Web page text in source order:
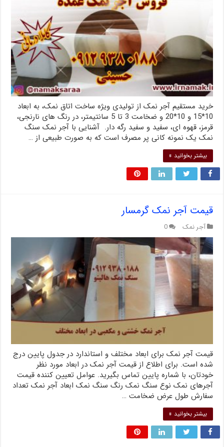
خرید مستقیم آجر نمک از تولیدی ویژه ساخت اتاق نمک، به ابعاد
10*15 و 10*20 و ضخامت 3 تا 5 سانتیمتر، در رنگ های نارنجی،
قرمز، قهوه ای، سفید و سفید رگه دار. آشنایی با آجر نمک سنگ
نمک یک نمونه کانی پر مصرف است که به صورت طبیعی از …
بیشتر بخوانید »
قیمت آجر نمک گرمسار
آجر نمک 0
قیمت آجر نمک برای ابعاد مختلف و استاندارد در جدول پایین درج
شده است. برای اطلاع از قیمت آجر نمک در ابعاد مورد نظر
خودتان، با شماره پایین تماس بگیرید. عوامل تعیین کننده قیمت
آجرهای نمک نوع سنگ نمک رنگ سنگ نمک ابعاد آجر نمک تعداد
سفارش طول عرض ضخامت …
بیشتر بخوانید »